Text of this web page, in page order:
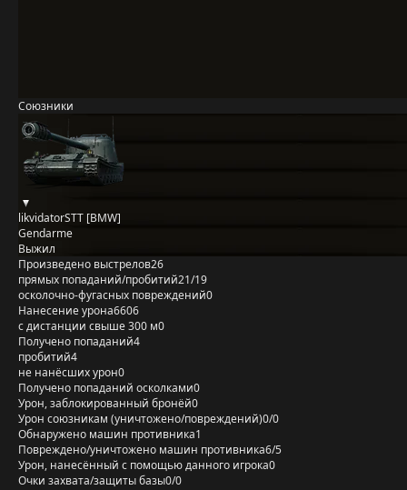
Союзники
likvidatorSTT [BMW]
Gendarme
Выжил
Произведено выстрелов26
прямых попаданий/пробитий21/19
осколочно-фугасных повреждений0
Нанесение урона6606
с дистанции свыше 300 м0
Получено попаданий4
пробитий4
не нанёсших урон0
Получено попаданий осколками0
Урон, заблокированный бронёй0
Урон союзникам (уничтожено/повреждений)0/0
Обнаружено машин противника1
Повреждено/уничтожено машин противника6/5
Урон, нанесённый с помощью данного игрока0
Очки захвата/защиты базы0/0